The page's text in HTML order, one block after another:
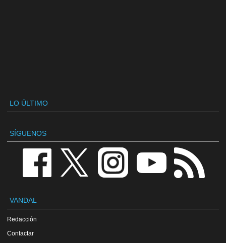
LO ÚLTIMO
SÍGUENOS
VANDAL
Redacción
Contactar